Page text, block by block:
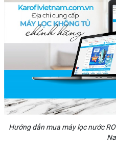
Hướng dẫn mua máy lọc nước